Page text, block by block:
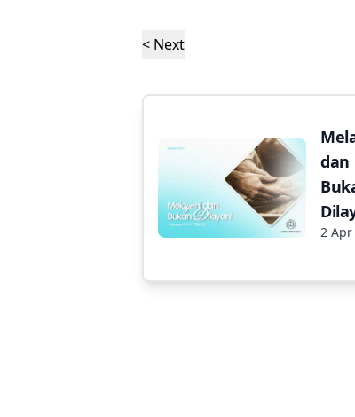
< Next
dan
2